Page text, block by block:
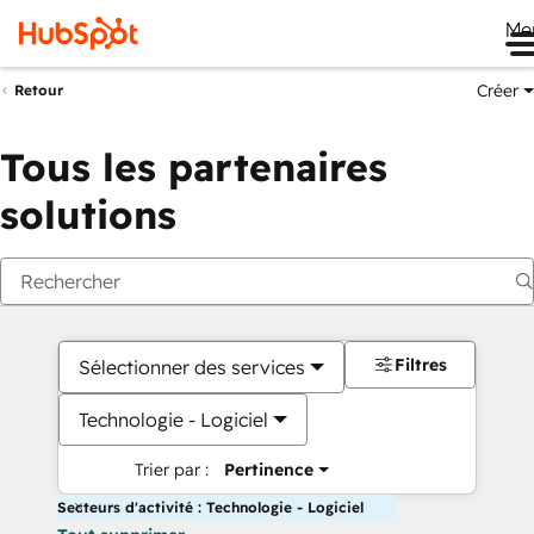
Retour Créer
Tous les partenaires
solutions
Sélectionner des services
Technologie - Logiciel
Trier par : Pertinence
Filtres
Secteurs d'activité : Technologie - Logiciel